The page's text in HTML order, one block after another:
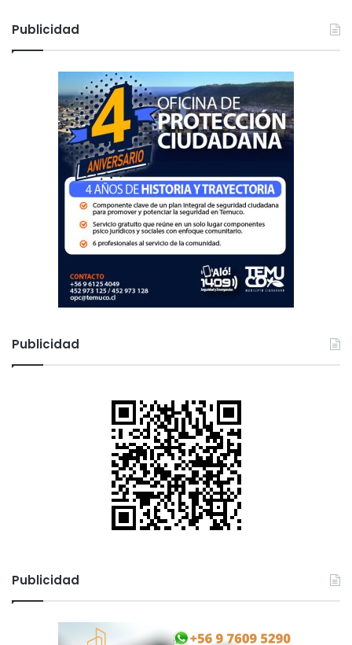
:
Publicidad
Publicidad
Publicidad